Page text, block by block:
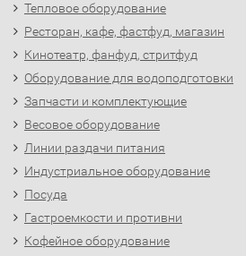
Тепловое оборудование
Ресторан, кафе, фастфуд, магазин
Кинотеатр, фанфуд, стритфуд
Оборудование для водоподготовки
Запчасти и комплектующие
Весовое оборудование
Линии раздачи питания
Индустриальное оборудование
Посуда
Гастроемкости и противни
Кофейное оборудование